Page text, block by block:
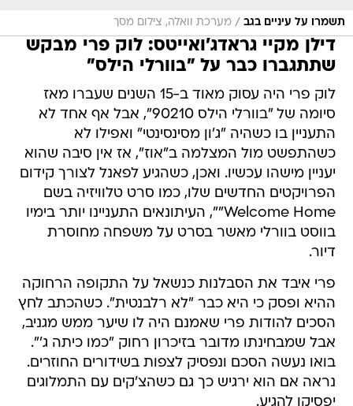
תשמרו על עיניים בגב / מערכת וואלה, צילום מסך
דילן מקיי גראדג'ואייטס: לוק פרי מבקש
שתתגברו כבר על "בוורלי הילס"
לוק פרי היה עסוק מאוד ב-15 השנים שעברו מאז
סיומה של "בוורלי הילס 90210", אבל אף אחד לא
התעניין בו כשהיה "ג'ון מסינסינטי" ואפילו לא
כשהתפשט מול המצלמה ב"אוז", אז אין סיבה שהוא
יעניין מישהו עכשיו. ואכן, כשהגיע לפאנל לצורך קידום
הפרויקטים החדשים שלו, כמו סרט טלוויזיה בשם
Welcome Home"", העיתונאים התעניינו יותר בימיו
בווסט בוורלי מאשר בסרט על משפחה מחוסרת
דיור.
פרי איבד את הסבלנות כנשאל על התקופה הרחוקה
ההיא ופסק כי היא כבר "לא רלבנטית". כשהכתב לחץ
הסכים להודות פרי שאמנם היה לו שיער ממש מגניב,
אבל שמבחינתו מדובר בזיכרון רחוק "כמו כיתה ג'".
בואו נעשה הסכם ונפסיק לצפות בשידורים החוזרים.
נראה אם הוא ירגיש כך גם כשהצ'קים עם התמלוגים
יפסיקו להגיע.